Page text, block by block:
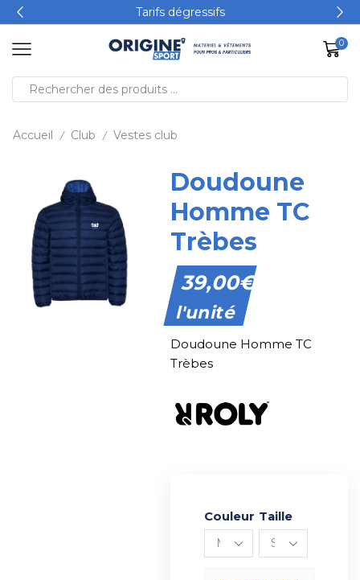
Tarifs dégressifs
0
Accueil / Club / Vestes club
Doudoune
Homme TC
Trèbes
39,00€
l'unité
Doudoune Homme TC
Trèbes
Couleur Taille
Alternative: